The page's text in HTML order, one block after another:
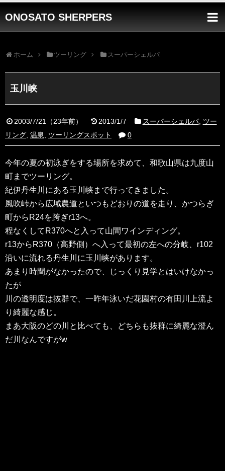
ONOSATO SHERPERS
ホーム ツーリング スーパーシェルパ
玉川峡
2003/7/21 （23年前） 2013/1/7 スーパーシェルパ, ツー
リング 温泉 ツーリングスポット 0
今年の夏の初泳ぎをする場所を求めて、和歌山県は九度山
町までツーリング。
紀伊丹生川にある玉川峡まで行ってきました。
風吹峠から広域農道といつもどおりの道を走り、かつらぎ
町からR24を跨ぎr13へ。
程なくしてR370へと入って山間ワインディング。
r13からR370（高野側）へ入って最初の左への分岐、r102
沿いに流れる丹生川に玉川峡があります。
あまり時間がなかったので、じっくり見学とはいけなかっ
たが
川の透明度は抜群で、一昨年泳いだ花園村の有田川上流よ
り綺麗な感じ。
まあ大阪のどの川と比べても、どちらも抜群に綺麗な澄ん
だ川なんですがw